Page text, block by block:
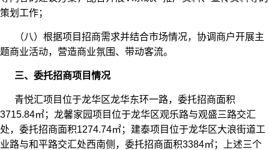
策划工作；
（八）根据项目招商需求并结合市场情况，协调商户开展主
题商业活动，营造商业氛围、带动客流。
三、委托招商项目情况
青悦汇项目位于龙华区龙华东环一路，委托招商面积
3715.84㎡；龙馨家园项目位于龙华区观乐路与观盛三路交汇
处，委托招商面积1274.74㎡；建泰项目位于龙华区大浪街道工
业路与和平路交汇处西南侧，委托招商面积3384㎡；上述三个